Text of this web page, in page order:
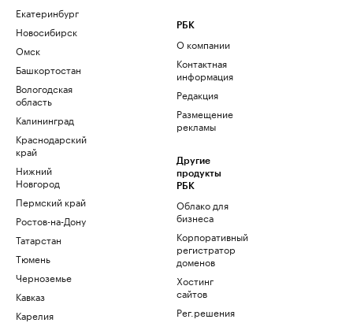
Екатеринбург
Новосибирск
Омск
Башкортостан
Вологодская
область
Калининград
Краснодарский
край
Нижний
Новгород
Пермский край
Ростов-на-Дону
Татарстан
Тюмень
Черноземье
Кавказ
Карелия
РБК
О компании
Контактная
информация
Редакция
Размещение
рекламы
Другие
продукты
РБК
Облако для
бизнеса
Корпоративный
регистратор
доменов
Хостинг
сайтов
Рег.решения